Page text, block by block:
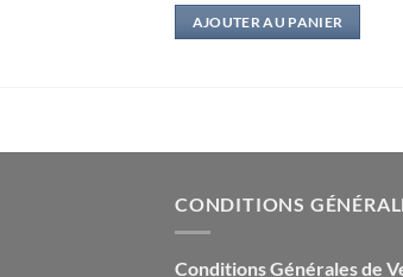
initial
était :
actuel
est :
AJOUTER AU PANIER
CONDITIONS
Conditions Générales de